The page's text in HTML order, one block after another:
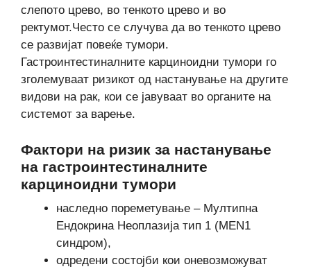
слепото црево, во тенкото црево и во
ректумот.Често се случува да во тенкото црево
се развијат повеќе тумори.
Гастроинтестиналните карциноидни тумори го
зголемуваат ризикот од настанување на другите
видови на рак, кои се јавуваат во органите на
системот за варење.
Фактори на ризик за настанување
на гастроинтестиналните
карциноидни тумори
наследно пореметување – Мултипна
Ендокрина Неоплазија тип 1 (MEN1
синдром),
одредени состојби кои оневозможуват